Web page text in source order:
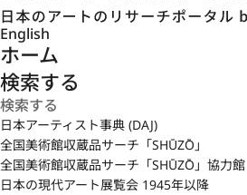
English
ホーム
検索する
日本アーティスト事典 (DAJ)
全国美術館収蔵品サーチ「SHŪZŌ」
全国美術館収蔵品サーチ「SHŪZŌ」協力館
日本の現代アート展覧会 1945年以降